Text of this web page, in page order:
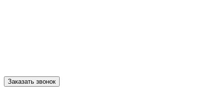
Заказать звонок